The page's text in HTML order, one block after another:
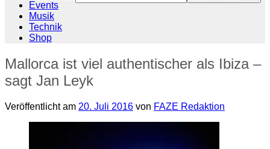
Events
Musik
Technik
Shop
Mallorca ist viel authentischer als Ibiza –
sagt Jan Leyk
Veröffentlicht am 20. Juli 2016 von FAZE Redaktion